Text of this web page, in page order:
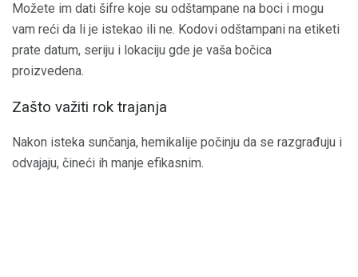
Možete im dati šifre koje su odštampane na boci i mogu
vam reći da li je istekao ili ne. Kodovi odštampani na etiketi
prate datum, seriju i lokaciju gde je vaša bočica
proizvedena.
Zašto važiti rok trajanja
Nakon isteka sunčanja, hemikalije počinju da se razgrađuju i
odvajaju, čineći ih manje efikasnim.